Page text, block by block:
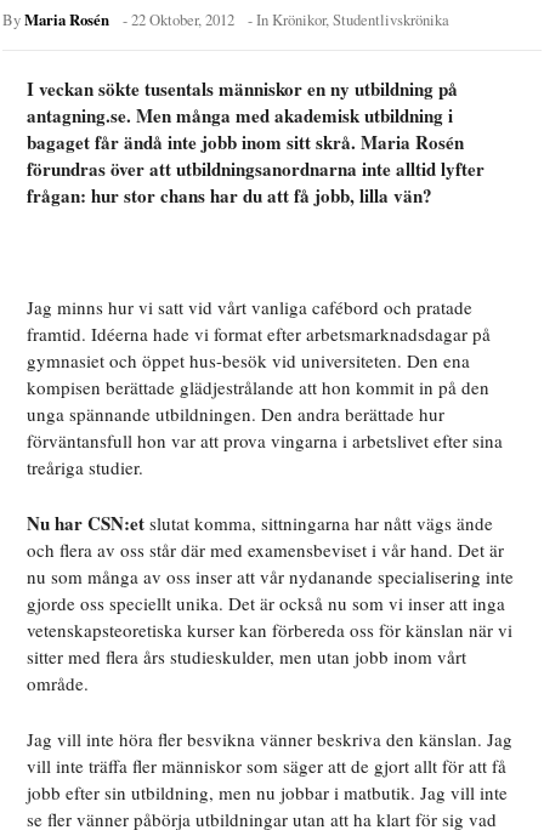
ByMaria Rosén -22 Oktober, 2012 - In Krönikor,Studentlivskrönika
I veckan sökte tusentals människor en ny utbildning på
antagning.se. Men många med akademisk utbildning i
bagaget får ändå inte jobb inom sitt skrå. Maria Rosén
förundras över att utbildningsanordnarna inte alltid lyfter
frågan: hur stor chans har du att få jobb, lilla vän?
Jag minns hur vi satt vid vårt vanliga cafébord och pratade
framtid. Idéerna hade vi format efter arbetsmarknadsdagar på
gymnasiet och öppet hus-besök vid universiteten. Den ena
kompisen berättade glädjestrålande att hon kommit in på den
unga spännande utbildningen. Den andra berättade hur
förväntansfull hon var att prova vingarna i arbetslivet efter sina
treåriga studier.
Nu har CSN:et slutat komma, sittningarna har nått vägs ände
och flera av oss står där med examensbeviset i vår hand. Det är
nu som många av oss inser att vår nydanande specialisering inte
gjorde oss speciellt unika. Det är också nu som vi inser att inga
vetenskapsteoretiska kurser kan förbereda oss för känslan när vi
sitter med flera års studieskulder, men utan jobb inom vårt
område.
Jag vill inte höra fler besvikna vänner beskriva den känslan. Jag
vill inte träffa fler människor som säger att de gjort allt för att få
jobb efter sin utbildning, men nu jobbar i matbutik. Jag vill inte
se fler vänner påbörja utbildningar utan att ha klart för sig vad